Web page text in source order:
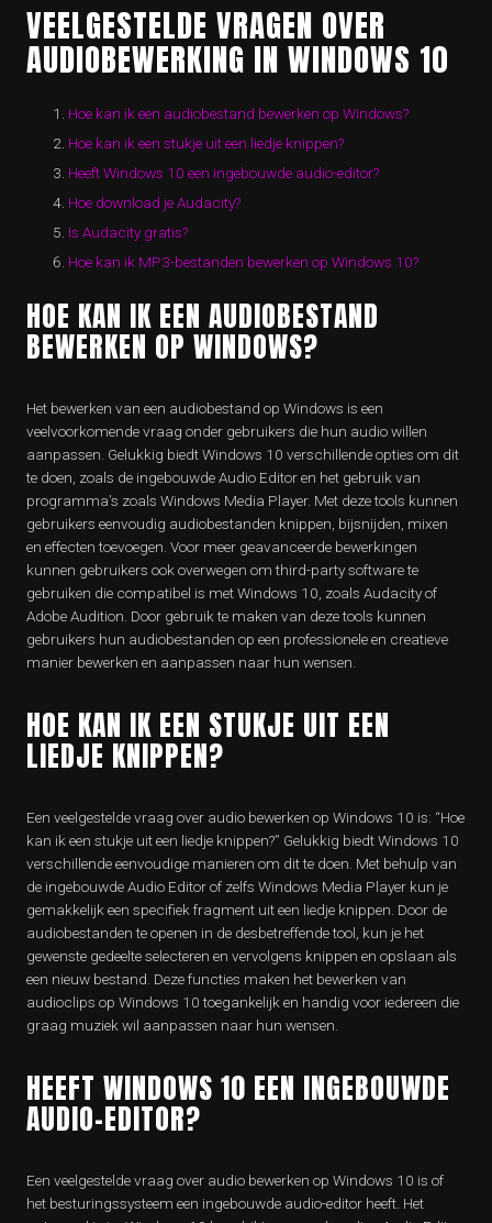
VEELGESTELDE VRAGEN OVER
AUDIOBEWERKING IN WINDOWS 10
Hoe kan ik een audiobestand bewerken op Windows?
Hoe kan ik een stukje uit een liedje knippen?
Heeft Windows 10 een ingebouwde audio-editor?
Hoe download je Audacity?
Is Audacity gratis?
Hoe kan ik MP3-bestanden bewerken op Windows 10?
HOE KAN IK EEN AUDIOBESTAND
BEWERKEN OP WINDOWS?
Het bewerken van een audiobestand op Windows is een
veelvoorkomende vraag onder gebruikers die hun audio willen
aanpassen. Gelukkig biedt Windows 10 verschillende opties om dit
te doen, zoals de ingebouwde Audio Editor en het gebruik van
programma’s zoals Windows Media Player. Met deze tools kunnen
gebruikers eenvoudig audiobestanden knippen, bijsnijden, mixen
en effecten toevoegen. Voor meer geavanceerde bewerkingen
kunnen gebruikers ook overwegen om third-party software te
gebruiken die compatibel is met Windows 10, zoals Audacity of
Adobe Audition. Door gebruik te maken van deze tools kunnen
gebruikers hun audiobestanden op een professionele en creatieve
manier bewerken en aanpassen naar hun wensen.
HOE KAN IK EEN STUKJE UIT EEN
LIEDJE KNIPPEN?
Een veelgestelde vraag over audio bewerken op Windows 10 is: “Hoe
kan ik een stukje uit een liedje knippen?” Gelukkig biedt Windows 10
verschillende eenvoudige manieren om dit te doen. Met behulp van
de ingebouwde Audio Editor of zelfs Windows Media Player kun je
gemakkelijk een specifiek fragment uit een liedje knippen. Door de
audiobestanden te openen in de desbetreffende tool, kun je het
gewenste gedeelte selecteren en vervolgens knippen en opslaan als
een nieuw bestand. Deze functies maken het bewerken van
audioclips op Windows 10 toegankelijk en handig voor iedereen die
graag muziek wil aanpassen naar hun wensen.
HEEFT WINDOWS 10 EEN INGEBOUWDE
AUDIO-EDITOR?
Een veelgestelde vraag over audio bewerken op Windows 10 is of
het besturingssysteem een ingebouwde audio-editor heeft. Het